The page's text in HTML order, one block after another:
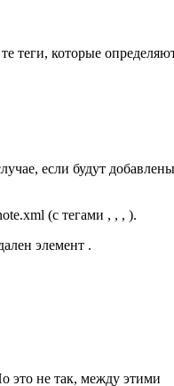
теги, которые
если будут добавлены
(с тегами , , , ).
элемент .
это не так, между этими